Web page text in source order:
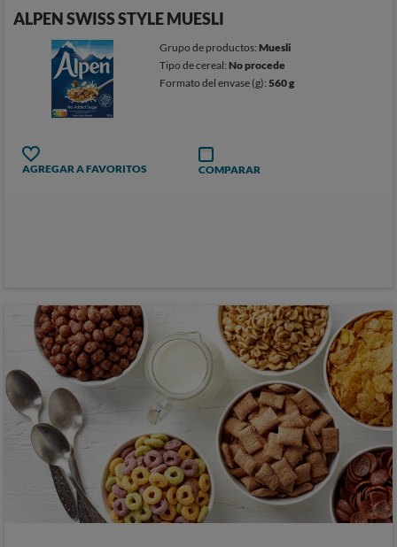
ALPEN SWISS STYLE MUESLI
Grupo de productos:Muesli
Tipo de cereal:No procede
Formato del envase (g):560 g
AGREGAR A FAVORITOS COMPARAR